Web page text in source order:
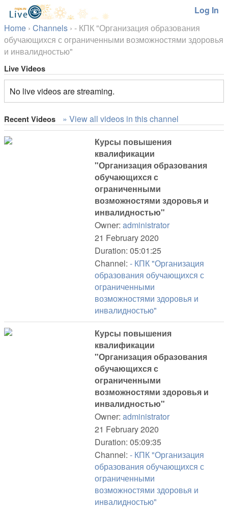
Log In
Home › Channels › - КПК "Организация образования
обучающихся с ограниченными возможностями здоровья
и инвалидностью"
Live Videos
No live videos are streaming.
Recent Videos
» View all videos in this channel
Курсы повышения
квалификации
"Организация образования
обучающихся с
ограниченными
возможностями здоровья и
инвалидностью"
Owner: administrator
21 February 2020
Duration: 05:01:25
Channel: - КПК "Организация
образования обучающихся с
ограниченными
возможностями здоровья и
инвалидностью"
Курсы повышения
квалификации
"Организация образования
обучающихся с
ограниченными
возможностями здоровья и
инвалидностью"
Owner: administrator
21 February 2020
Duration: 05:09:35
Channel: - КПК "Организация
образования обучающихся с
ограниченными
возможностями здоровья и
инвалидностью"